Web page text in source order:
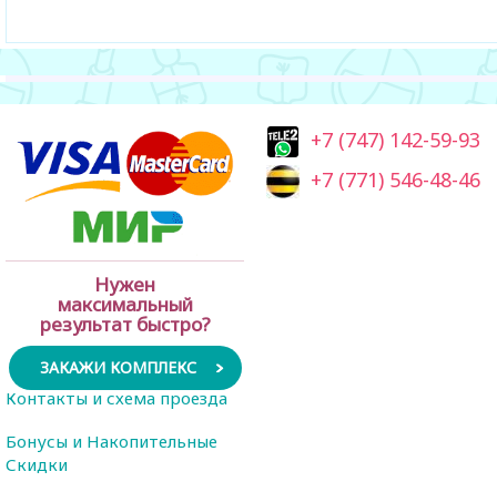
Нужен
максимальный
результат быстро?
ЗАКАЖИ КОМПЛЕКС
+7 (747) 142-59-93
+7 (771) 546-48-46
Контакты и схема проезда
Бонусы и Накопительные
Скидки